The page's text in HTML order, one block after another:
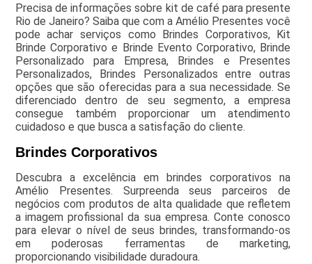
Precisa de informações sobre kit de café para presente
Rio de Janeiro? Saiba que com a Amélio Presentes você
pode achar serviços como Brindes Corporativos, Kit
Brinde Corporativo e Brinde Evento Corporativo, Brinde
Personalizado para Empresa, Brindes e Presentes
Personalizados, Brindes Personalizados entre outras
opções que são oferecidas para a sua necessidade. Se
diferenciado dentro de seu segmento, a empresa
consegue também proporcionar um atendimento
cuidadoso e que busca a satisfação do cliente.
Brindes Corporativos
Descubra a excelência em brindes corporativos na
Amélio Presentes. Surpreenda seus parceiros de
negócios com produtos de alta qualidade que refletem
a imagem profissional da sua empresa. Conte conosco
para elevar o nível de seus brindes, transformando-os
em poderosas ferramentas de marketing,
proporcionando visibilidade duradoura.